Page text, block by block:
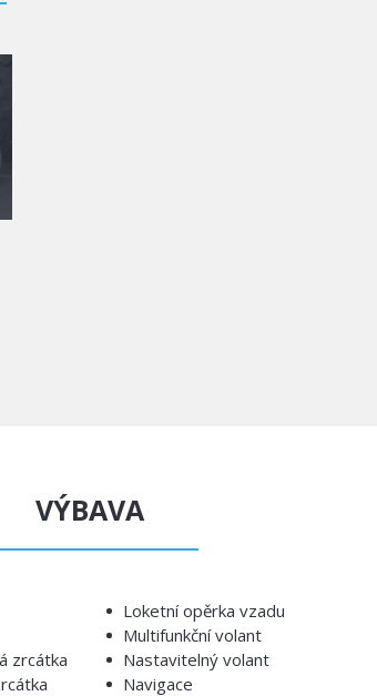
VÝBAVA
zrcátka
Loketní opěrka vzadu
Multifunkční volant
Nastavitelný volant
Navigace